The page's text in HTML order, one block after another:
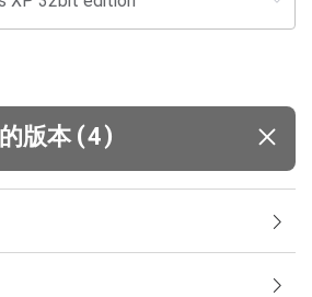
版本 (4)